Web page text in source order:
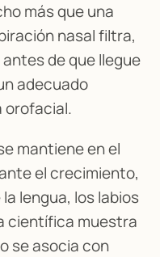
más que una
nasal filtra,
de que llegue
adecuado
orofacial.
mantiene en el
el crecimiento,
lengua, los labios
científica muestra
se asocia con